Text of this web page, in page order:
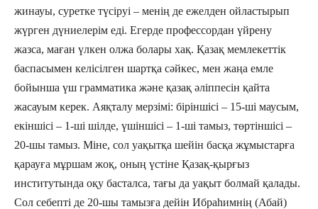
жинауы, суретке түсіруі – менің де ежелден ойластырып
жүрген дүниелерім еді. Егерде профессордан үйрену
жазса, маған үлкен олжа болары хақ. Қазақ мемлекеттік
баспасымен келісілген шартқа сәйкес, мен жаңа емле
бойынша үш грамматика және қазақ әліппесін қайта
жасауым керек. Аяқталу мерзімі: біріншісі – 15-ші маусым,
екіншісі – 1-ші шілде, үшіншісі – 1-ші тамыз, төртіншісі –
20-шы тамыз. Міне, сол уақытқа шейін басқа жұмыстарға
қарауға мұршам жоқ, оның үстіне Қазақ-қырғыз
институтында оқу басталса, тағы да уақыт болмай қалады.
Сол себепті де 20-шы тамызға дейін Ибраһимнің (Абай)